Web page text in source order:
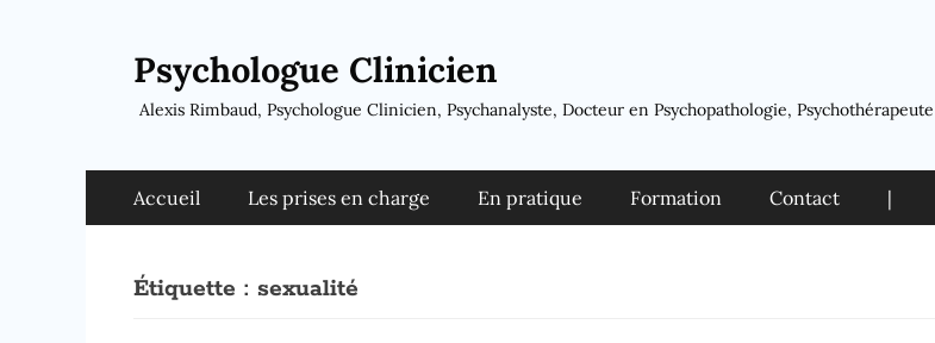
Psychologue Clinicien
Alexis Rimbaud, Psychologue Clinicien, Psychanalyste, Docteur en Psychopathologie, Psychothérapeute
Menu
principal
Accueil Les prises en charge En pratique Formation Contact |
Étiquette : sexualité